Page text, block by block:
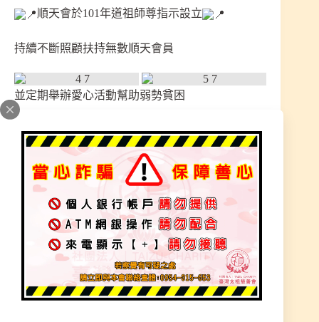
順天會於101年道祖師尊指示設立
持續不斷照顧扶持無數順天會員
並定期舉辦愛心活動幫助弱勢貧困
加入每位費用半年期1200元/一年期2400元
非常歡迎有意願者報名加入，有任何問題歡迎
私訊詢問，詳細說明如下
（1）順天會員者:【每半年免費幫全體會員辦理盛
大莊嚴法會科儀】幫助會員延壽、消災解厄、庇佑
改運、消減業障、護命保平安。
(每年農曆七月份/農曆元月初九:祈福賜福大法會科
儀、拜斗解連赦罪法會科儀)